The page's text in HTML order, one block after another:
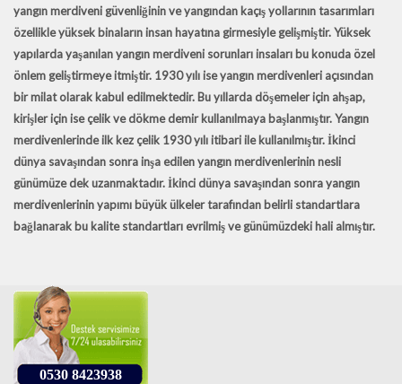
yangın merdiveni güvenliğinin ve yangından kaçış yollarının tasarımları
özellikle yüksek binaların insan hayatına girmesiyle gelişmiştir. Yüksek
yapılarda yaşanılan yangın merdiveni sorunları insaları bu konuda özel
önlem geliştirmeye itmiştir. 1930 yılı ise yangın merdivenleri açısından
bir milat olarak kabul edilmektedir. Bu yıllarda döşemeler için ahşap,
kirişler için ise çelik ve dökme demir kullanılmaya başlanmıştır. Yangın
merdivenlerinde ilk kez çelik 1930 yılı itibari ile kullanılmıştır. İkinci
dünya savaşından sonra inşa edilen yangın merdivenlerinin nesli
günümüze dek uzanmaktadır. İkinci dünya savaşından sonra yangın
merdivenlerinin yapımı büyük ülkeler tarafından belirli standartlara
bağlanarak bu kalite standartları evrilmiş ve günümüzdeki hali almıştır.
0530 8423938